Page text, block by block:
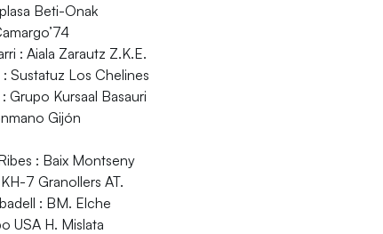
Beti-Onak
: Aiala Zarautz Z.K.E.
: Sustatuz Los Chelines
Grupo Kursaal Basauri
Gijón
: Baix Montseny
7 Granollers AT.
: BM. Elche
USA H. Mislata